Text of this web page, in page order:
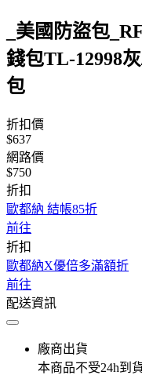
_美國防盜包
錢包TL-12998
包
折扣價
$637
網路價
$750
折扣
歐都納 結帳85折
前往
折扣
歐都納X優倍多滿額折
前往
配送資訊
廠商出貨
本商品不受24h到